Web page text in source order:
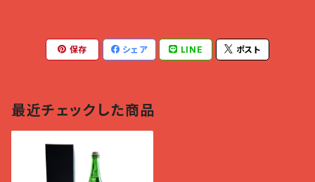
保存 シェア LINE ポスト
最近チェックした商品